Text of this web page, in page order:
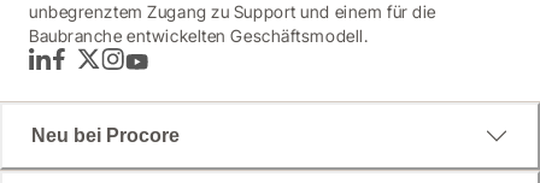
unbegrenztem Zugang zu Support und einem für die
Baubranche entwickelten Geschäftsmodell.
LinkedInFacebook
TwitterInstagram
YouTube
Neu bei Procore